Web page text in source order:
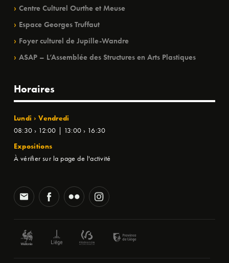
Centre Culturel Ourthe et Meuse
Espace Georges Truffaut
Foyer culturel de Jupille-Wandre
ASAP – L’Assemblée des Structures en Arts Plastiques
Horaires
Lundi › Vendredi
08:30 › 12:00 | 13:00 › 16:30
Expositions
À vérifier sur la page de l'activité